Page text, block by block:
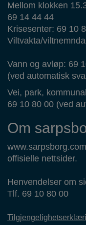
Mellom klokken
69 14 44 44
Krisesenter: 69 10
Viltvakta/
Vann og avløp: 69
(ved automatisk
Vei, park,
69 10 80 00 (ved
Om
offisielle nettsider.
Henvendelser om
Tlf. 69 10 80 00